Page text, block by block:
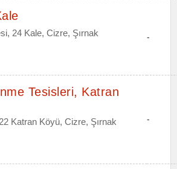
24 Kale, Cizre, Şırnak -
Tesisleri, Katran
Katran Köyü, Cizre, Şırnak -